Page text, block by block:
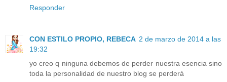
Responder
CON ESTILO PROPIO, REBECA 2 de marzo de 2014 a las
19:32
yo creo q ninguna debemos de perder nuestra esencia sino
toda la personalidad de nuestro blog se perderá